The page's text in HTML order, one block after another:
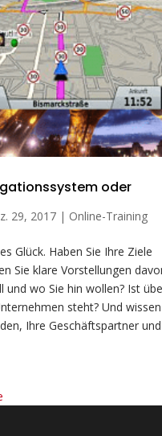
oder
29, 2017| Online-Training
Glück. Haben Sie Ihre Ziele
Sie klare Vorstellungen
und wo Sie hin wollen? Ist
steht? Und
Ihre Geschäftspartner